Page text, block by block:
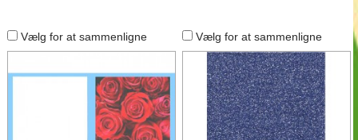
Vælg for at sammenligne Vælg for at sammenligne